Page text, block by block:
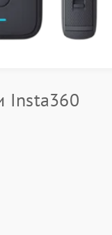
Insta360